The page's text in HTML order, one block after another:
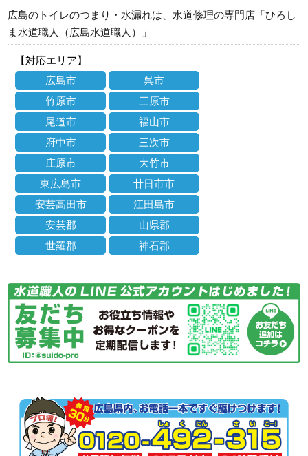
広島のトイレのつまり・水漏れは、水道修理の専門店「ひろし
ま水道職人（広島水道職人）」
【対応エリア】
広島市
呉市
竹原市
三原市
尾道市
福山市
府中市
三次市
庄原市
大竹市
東広島市
廿日市市
安芸高田市
江田島市
安芸郡
山県郡
世羅郡
神石郡